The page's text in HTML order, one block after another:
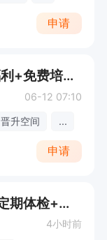
申请
摩托车机车销售（提成+节日福利+免费培训）
06-12 07:10
晋升空间 ...
申请
行业客户经理（五险+年终奖+定期体检+带薪年假+绩效奖金+话补+年底双薪+满一年后有住房公积金）
4小时前